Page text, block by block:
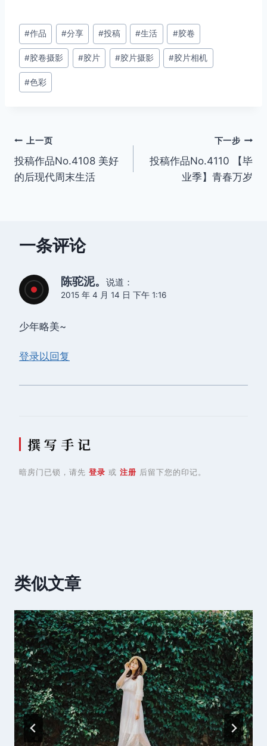
文
章
标
签：
#作品 #分享 #投稿 #生活 #胶卷
#胶卷摄影 #胶片 #胶片摄影 #胶片相机
#色彩
文
章
上一页
投稿作品No.4108 美好
的后现代周末生活
下一步
投稿作品No.4110 【毕
业季】青春万岁
一条评论
陈驼泥。 说道：
2015 年 4 月 14 日 下午 1:16
少年略美~
登录以回复
撰 写 手 记
暗房门已锁，请先 登录 或 注册 后留下您的印记。
类似文章